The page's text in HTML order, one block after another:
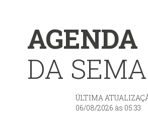
AGENDA
DA
ÚLTIMA
06/08/2026 às 05:33